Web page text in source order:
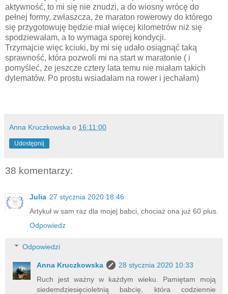
aktywność, to mi się nie znudzi, a do wiosny wrócę do
pełnej formy, zwłaszcza, że maraton rowerowy do którego
się przygotowuję będzie miał więcej kilometrów niż się
spodziewałam, a to wymaga sporej kondycji.
Trzymajcie więc kciuki, by mi się udało osiągnąć taką
sprawność, która pozwoli mi na start w maratonie ( i
pomyśleć, że jeszcze cztery lata temu nie miałam takich
dylematów. Po prostu wsiadałam na rower i jechałam)
Anna Kruczkowska o 16:11:00
Udostępnij
38 komentarzy:
Julia 27 stycznia 2020 18:46
Artykuł w sam raz dla mojej babci, chociaż ona już 60 plus.
Odpowiedz
Odpowiedzi
Anna Kruczkowska
28 stycznia 2020 10:33
Ruch jest ważny w każdym wieku. Pamiętam moją
siedemdziesięcioletnią babcię, która codziennie